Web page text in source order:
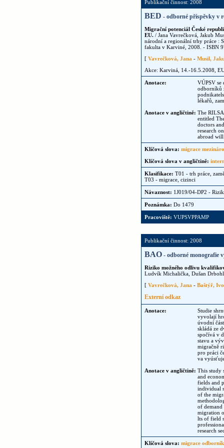
Publikační činnost: 2008
BED - odborné příspěvky v
Migrační potenciál České
EU. / Jana Vavrečková, Jakub
národní a regionální trhy práce :
fakulta v Karviné, 2008. - ISBN
[ Vavrečková, Jana - Musil,
Akce: Karviná, 14.-16.5.2008,
Anotace:
VÚPSV
odborníků
lékařů,
Anotace v angličtině: The
entitled
doctors
research
abroad will
Klíčová slova: migrace
Klíčová slova v angličtině:
Klasifikace: T01 - trh práce,
T03 - migrace, cizinci
Návaznost: 1J019/04-DP2 -
Poznámka: Do 1479
Pracoviště: VUPSVPPAMP
Publikační činnost: 2008
BAO - odborné monografie
Riziko možného odlivu
Ludvík Michalička, Dušan
[ Vavrečková, Jana - Baštýř, Ivo
Externí odkaz
Anotace:
Studie
vyvolají
úvodní
skládá ze
spočívá v
stavu a
migračně
pro práci
va
Anotace v angličtině: This study
and
fields and
individual
of the
of demand
migration
lts of field
research
Klíčová slova: migrace